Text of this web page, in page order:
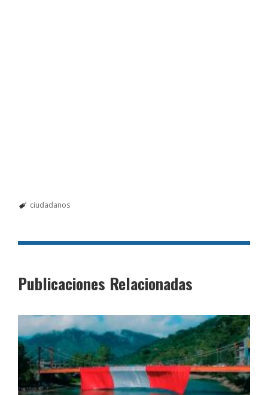
ciudadanos
Publicaciones Relacionadas